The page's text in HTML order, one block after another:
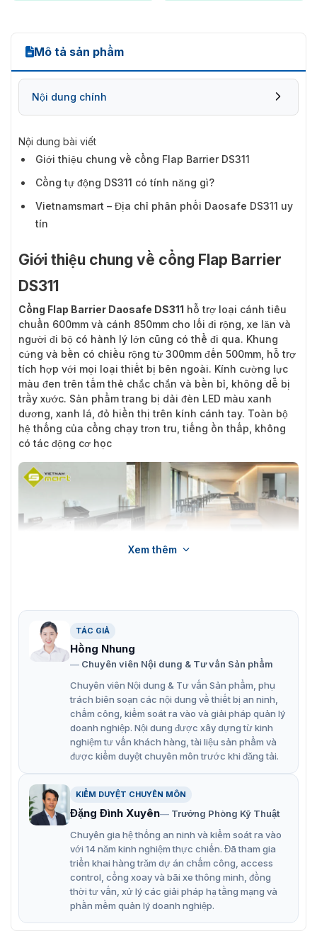
Mô tả sản phẩm
Nội dung chính
Nội dung bài viết
Giới thiệu chung về cổng Flap Barrier DS311
Cổng tự động DS311 có tính năng gì?
Vietnamsmart – Địa chỉ phân phối Daosafe DS311 uy
tín
Giới thiệu chung về cổng Flap Barrier
DS311
Cổng Flap Barrier Daosafe DS311 hỗ trợ loại cánh tiêu
chuẩn 600mm và cánh 850mm cho lối đi rộng, xe lăn và
người đi bộ có hành lý lớn cũng có thể đi qua. Khung
cứng và bền có chiều rộng từ 300mm đến 500mm, hỗ trợ
tích hợp với mọi loại thiết bị bên ngoài. Kính cường lực
màu đen trên tấm thẻ chắc chắn và bền bỉ, không dễ bị
trầy xước. Sản phẩm trang bị dải đèn LED màu xanh
dương, xanh lá, đỏ hiển thị trên kính cánh tay. Toàn bộ
hệ thống của cổng chạy trơn tru, tiếng ồn thấp, không
có tác động cơ học
Cổng Flap Barrier Daosafe DS311
Cổng tự động DS311 có tính năng gì?
Cổng xoay DS311 là giải pháp an toàn và thanh lịch để
kiểm soát ra vào tại các khu vực trong nhà như nhà ga,
tòa nhà văn phòng, trung tâm thương mại. Sản phẩm có
thiết kế thanh lịch và trang bị nhiều tính năng vượt trội:
Khả năng mở và đóng nhanh chóng, giúp duy trì
luồng người di chuyển liên tục mà không làm gián
đoạn.
Thiết kế với các tính năng bảo vệ an toàn để ngăn
chặn va chạm và đảm bảo an toàn cho người sử
Khi phát hiện các hành vi bất thường hoặc không
hợp lệ, cổng có thể phát ra âm thanh cảnh báo và tín
Xem thêm
TÁC GIẢ
Hồng Nhung
Chuyên viên Nội dung & Tư vấn Sản phẩm
Chuyên viên Nội dung & Tư vấn Sản phẩm, phụ
trách biên soạn các nội dung về thiết bị an ninh,
chấm công, kiểm soát ra vào và giải pháp quản lý
doanh nghiệp. Nội dung được xây dựng từ kinh
nghiệm tư vấn khách hàng, tài liệu sản phẩm và
được kiểm duyệt chuyên môn trước khi đăng tải.
KIỂM DUYỆT CHUYÊN MÔN
Đặng Đình Xuyên
Trưởng Phòng Kỹ Thuật
Chuyên gia hệ thống an ninh và kiểm soát ra vào
với 14 năm kinh nghiệm thực chiến. Đã tham gia
triển khai hàng trăm dự án chấm công, access
control, cổng xoay và bãi xe thông minh, đồng
thời tư vấn, xử lý các giải pháp hạ tầng mạng và
phần mềm quản lý doanh nghiệp.